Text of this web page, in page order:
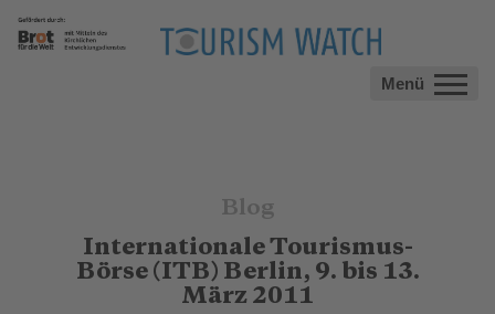
Menü
Blog
Internationale Tourismus-
Börse (ITB) Berlin, 9. bis 13.
März 2011